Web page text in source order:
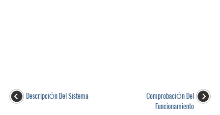
DescripciÓn Del Sistema
ComprobaciÓn Del
Funcionamiento